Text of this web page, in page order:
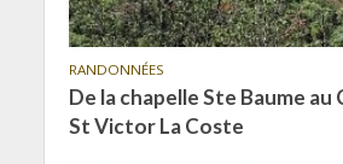
RANDONNÉES
De la chapelle Ste Baume au
St Victor La Coste